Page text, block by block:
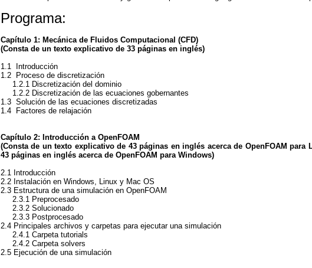
Programa:
Capítulo 1: Mecánica de Fluidos Computacional (CFD)
(Consta de un texto explicativo de 33 páginas en inglés)
1.1 Introducción
1.2 Proceso de discretización
1.2.1 Discretización del dominio
1.2.2 Discretización de las ecuaciones gobernantes
1.3 Solución de las ecuaciones discretizadas
1.4 Factores de relajación
Capítulo 2: Introducción a OpenFOAM
(Consta de un texto explicativo de 43 páginas en inglés acerca de OpenFOAM
43 páginas en inglés acerca de OpenFOAM para Windows)
2.1 Introducción
2.2 Instalación en Windows, Linux y Mac OS
2.3 Estructura de una simulación en OpenFOAM
2.3.1 Preprocesado
2.3.2 Solucionado
2.3.3 Postprocesado
2.4 Principales archivos y carpetas para ejecutar una simulación
2.4.1 Carpeta tutorials
2.4.2 Carpeta solvers
2.5 Ejecución de una simulación